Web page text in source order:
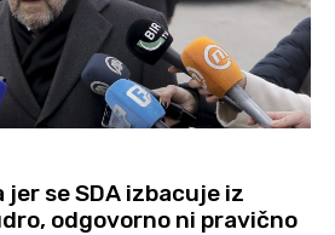
se SDA izbacuje iz
odgovorno ni pravično